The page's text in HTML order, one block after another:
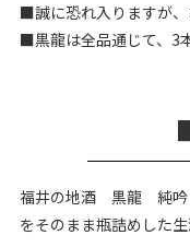
■誠に恐れ入りますが
■黒龍は全品通じて、3
福井の地酒 黒龍 純吟
をそのまま瓶詰めした生